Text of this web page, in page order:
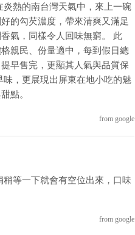
熱的南台灣天氣中，來上一碗
的勾芡濃度，帶來清爽又滿足
氣，同樣令人回味無窮。 此
親民、份量適中，每到假日總
早售完，更顯其人氣與品質保
，更展現出屏東在地小吃的魅
點。
from google
等一下就會有空位出來，口味
from google